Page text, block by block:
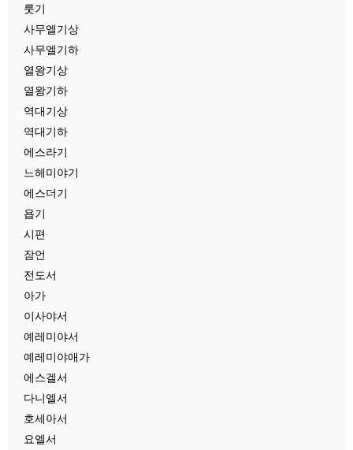
룻기
사무엘기상
사무엘기하
열왕기상
열왕기하
역대기상
역대기하
에스라기
느헤미야기
에스더기
욥기
시편
잠언
전도서
아가
이사야서
예레미야서
예레미야애가
에스겔서
다니엘서
호세아서
요엘서